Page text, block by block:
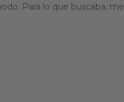
Para lo que buscaba, me